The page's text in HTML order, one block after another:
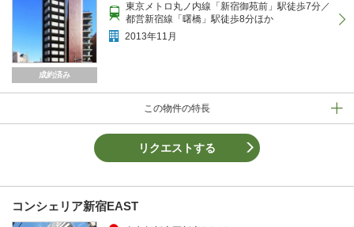
成約済み
この物件の特長
東京メトロ丸ノ内線「新宿御苑前」駅徒歩7分／
都営新宿線「曙橋」駅徒歩8分ほか
2013年11月
リクエストする
コンシェリア新宿EAST